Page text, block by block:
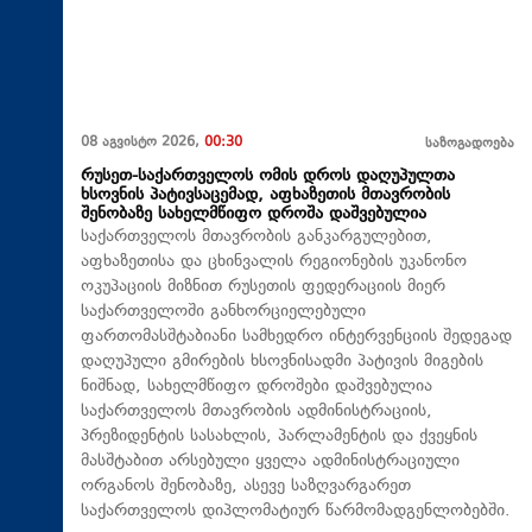
08 აგვისტო 2026, 00:30 საზოგადოება
რუსეთ-საქართველოს ომის დროს დაღუპულთა
ხსოვნის პატივსაცემად, აფხაზეთის მთავრობის
შენობაზე სახელმწიფო დროშა დაშვებულია
საქართველოს მთავრობის განკარგულებით,
აფხაზეთისა და ცხინვალის რეგიონების უკანონო
ოკუპაციის მიზნით რუსეთის ფედერაციის მიერ
საქართველოში განხორციელებული
ფართომასშტაბიანი სამხედრო ინტერვენციის შედეგად
დაღუპული გმირების ხსოვნისადმი პატივის მიგების
ნიშნად, სახელმწიფო დროშები დაშვებულია
საქართველოს მთავრობის ადმინისტრაციის,
პრეზიდენტის სასახლის, პარლამენტის და ქვეყნის
მასშტაბით არსებული ყველა ადმინისტრაციული
ორგანოს შენობაზე, ასევე საზღვარგარეთ
საქართველოს დიპლომატიურ წარმომადგენლობებში.